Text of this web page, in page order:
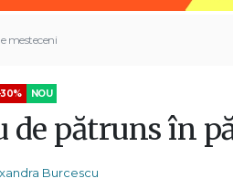
mesteceni
NOU
de pătruns în
Burcescu